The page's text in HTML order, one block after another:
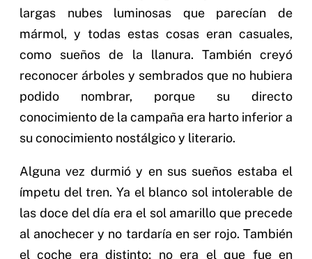
largas nubes luminosas que parecían de
mármol, y todas estas cosas eran casuales,
como sueños de la llanura. También creyó
reconocer árboles y sembrados que no hubiera
podido nombrar, porque su directo
conocimiento de la campaña era harto inferior a
su conocimiento nostálgico y literario.
Alguna vez durmió y en sus sueños estaba el
ímpetu del tren. Ya el blanco sol intolerable de
las doce del día era el sol amarillo que precede
al anochecer y no tardaría en ser rojo. También
el coche era distinto; no era el que fue en